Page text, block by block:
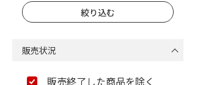
販売状況
販売終了した商品を除く